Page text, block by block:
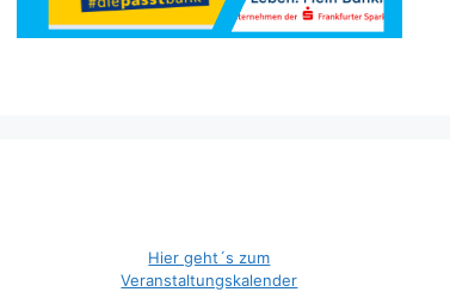
Hier geht´s zum
Veranstaltungskalender